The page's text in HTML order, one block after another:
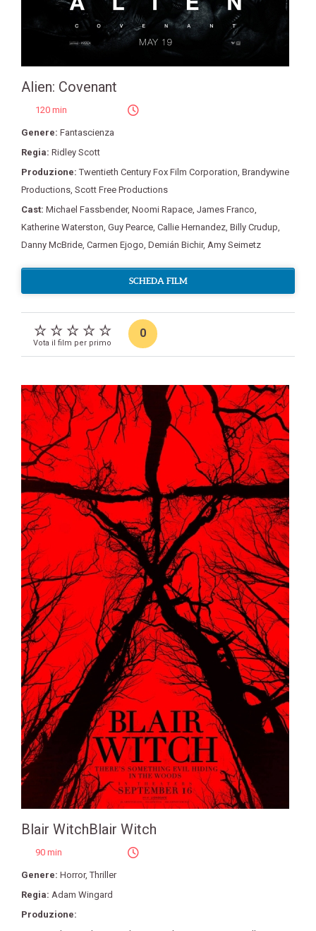
Alien: Covenant
120 min
Genere: Fantascienza
Regia: Ridley Scott
Produzione:Twentieth Century Fox Film Corporation, Brandywine
Productions, Scott Free Productions
Cast: Michael Fassbender, Noomi Rapace, James Franco,
Katherine Waterston, Guy Pearce, Callie Hernandez, Billy Crudup,
Danny McBride, Carmen Ejogo, Demián Bichir, Amy Seimetz
SCHEDA FILM
Vota il film per primo
0
Blair WitchBlair Witch
90 min
Genere: Horror,Thriller
Regia: Adam Wingard
Produzione: